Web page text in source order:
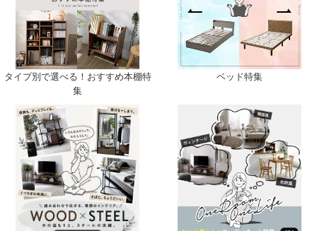
タイプ別で選べる！おすすめ本棚特
集
ベッド特集